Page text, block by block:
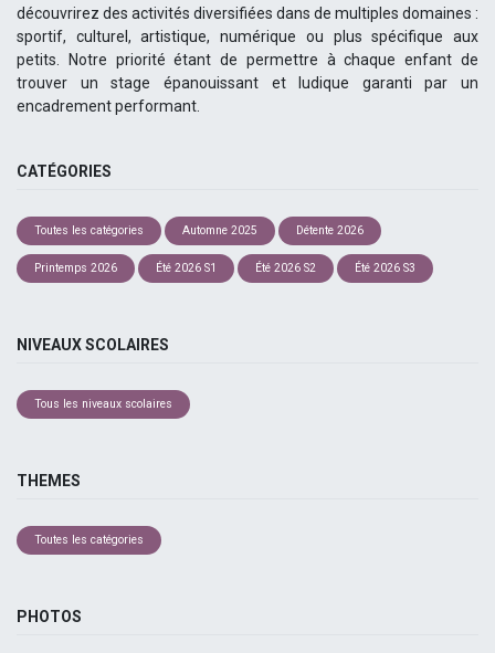
découvrirez des activités diversifiées dans de multiples domaines :
sportif, culturel, artistique, numérique ou plus spécifique aux
petits. Notre priorité étant de permettre à chaque enfant de
trouver un stage épanouissant et ludique garanti par un
encadrement performant.
CATÉGORIES
Toutes les catégories Automne 2025 Détente 2026
Printemps 2026 Été 2026 S1 Été 2026 S2 Été 2026 S3
NIVEAUX SCOLAIRES
Tous les niveaux scolaires
THEMES
Toutes les catégories
PHOTOS